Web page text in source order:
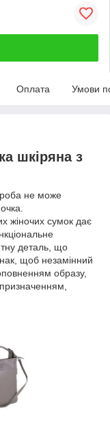
Оплата Умови
шкіряна з
не може
жіночих сумок дає
деталь, що
щоб незамінний
образу,